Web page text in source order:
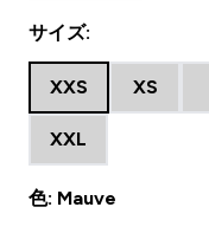
サイズ:
XXS XS
XXL
色: Mauve